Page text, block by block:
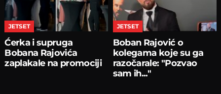
JETSET
Ćerka i supruga
Bobana Rajovića
zaplakale na promociji
JETSET
Boban Rajović o
kolegama koje su ga
razočarale: "Pozvao
sam ih..."